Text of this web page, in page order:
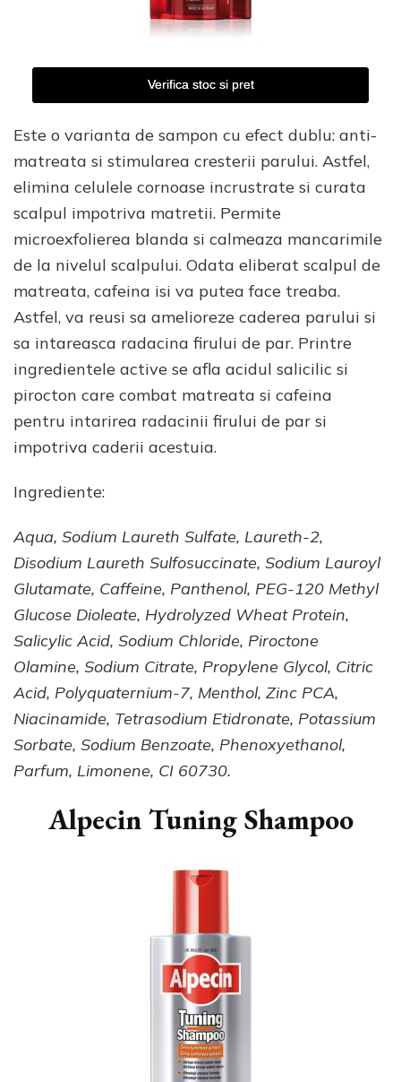
Verifica stoc si pret
Este o varianta de sampon cu efect dublu: anti-
matreata si stimularea cresterii parului. Astfel,
elimina celulele cornoase incrustrate si curata
scalpul impotriva matretii. Permite
microexfolierea blanda si calmeaza mancarimile
de la nivelul scalpului. Odata eliberat scalpul de
matreata, cafeina isi va putea face treaba.
Astfel, va reusi sa amelioreze caderea parului si
sa intareasca radacina firului de par. Printre
ingredientele active se afla acidul salicilic si
pirocton care combat matreata si cafeina
pentru intarirea radacinii firului de par si
impotriva caderii acestuia.
Ingrediente:
Aqua, Sodium Laureth Sulfate, Laureth-2,
Disodium Laureth Sulfosuccinate, Sodium Lauroyl
Glutamate, Caffeine, Panthenol, PEG-120 Methyl
Glucose Dioleate, Hydrolyzed Wheat Protein,
Salicylic Acid, Sodium Chloride, Piroctone
Olamine, Sodium Citrate, Propylene Glycol, Citric
Acid, Polyquaternium-7, Menthol, Zinc PCA,
Niacinamide, Tetrasodium Etidronate, Potassium
Sorbate, Sodium Benzoate, Phenoxyethanol,
Parfum, Limonene, CI 60730.
Alpecin Tuning Shampoo